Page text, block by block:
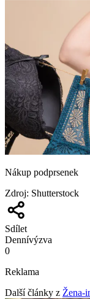
Nákup podprsenek
Zdroj: Shutterstock
Sdílet
Dennívýzva
0
Reklama
Další články z Žena-